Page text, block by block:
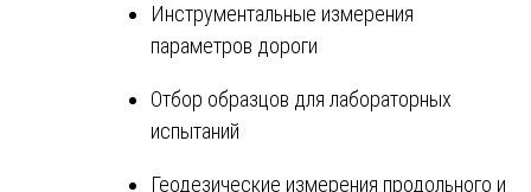
Инструментальные измерения
параметров дороги
Отбор образцов для лабораторных
испытаний
Геодезические измерения продольного и